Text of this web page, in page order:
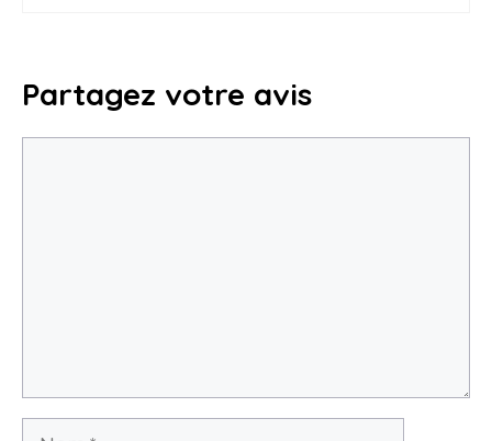
Partagez votre avis
Nom